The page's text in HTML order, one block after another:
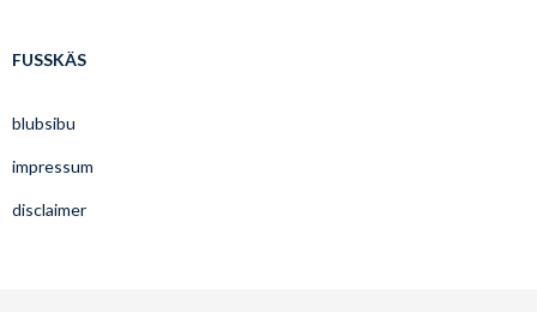
FUSSKÄS
blubsibu
impressum
disclaimer